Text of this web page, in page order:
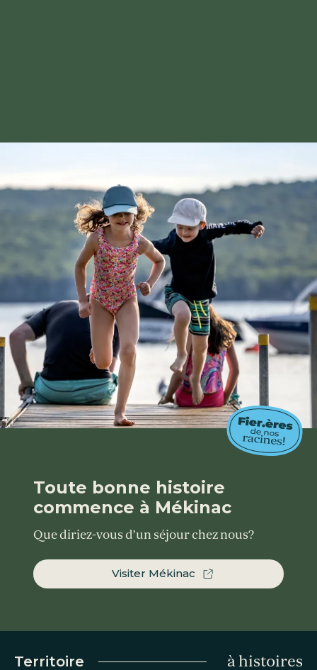
Toute bonne histoire
commence à Mékinac
Que diriez-vous d’un séjour chez nous?
Visiter Mékinac
Territoire à histoires